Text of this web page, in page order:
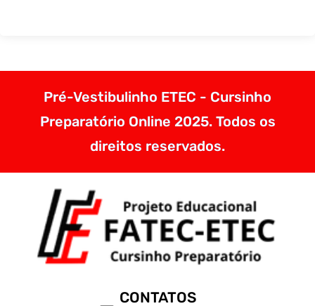
Pré-Vestibulinho ETEC - Cursinho
Preparatório Online 2025. Todos os
direitos reservados.
CONTATOS